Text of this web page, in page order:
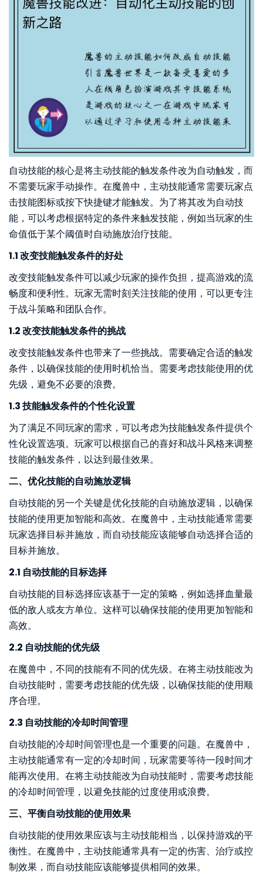
自动技能的核心是将主动技能的触发条件改为自动触发，而
不需要玩家手动操作。在魔兽中，主动技能通常需要玩家点
击技能图标或按下快捷键才能触发。为了将其改为自动技
能，可以考虑根据特定的条件来触发技能，例如当玩家的生
命值低于某个阈值时自动施放治疗技能。
1.1 改变技能触发条件的好处
改变技能触发条件可以减少玩家的操作负担，提高游戏的流
畅度和便利性。玩家无需时刻关注技能的使用，可以更专注
于战斗策略和团队合作。
1.2 改变技能触发条件的挑战
改变技能触发条件也带来了一些挑战。需要确定合适的触发
条件，以确保技能的使用时机恰当。需要考虑技能使用的优
先级，避免不必要的浪费。
1.3 技能触发条件的个性化设置
为了满足不同玩家的需求，可以考虑为技能触发条件提供个
性化设置选项。玩家可以根据自己的喜好和战斗风格来调整
技能的触发条件，以达到最佳效果。
二、优化技能的自动施放逻辑
自动技能的另一个关键是优化技能的自动施放逻辑，以确保
技能的使用更加智能和高效。在魔兽中，主动技能通常需要
玩家选择目标并施放，而自动技能应该能够自动选择合适的
目标并施放。
2.1 自动技能的目标选择
自动技能的目标选择应该基于一定的策略，例如选择血量最
低的敌人或友方单位。这样可以确保技能的使用更加智能和
高效。
2.2 自动技能的优先级
在魔兽中，不同的技能有不同的优先级。在将主动技能改为
自动技能时，需要考虑技能的优先级，以确保技能的使用顺
序合理。
2.3 自动技能的冷却时间管理
自动技能的冷却时间管理也是一个重要的问题。在魔兽中，
主动技能通常有一定的冷却时间，玩家需要等待一段时间才
能再次使用。在将主动技能改为自动技能时，需要考虑技能
的冷却时间管理，以避免技能的过度使用或浪费。
三、平衡自动技能的使用效果
自动技能的使用效果应该与主动技能相当，以保持游戏的平
衡性。在魔兽中，主动技能通常具有一定的伤害、治疗或控
制效果，而自动技能应该能够提供相同的效果。